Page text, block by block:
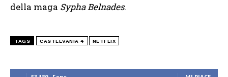
della maga Sypha Belnades.
TAGS CASTLEVANIA 4 NETFLIX